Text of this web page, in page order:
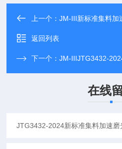
上一个：JM-III新标准集料加
返回列表
下一个：JM-IIIJTG3432-2024
在线